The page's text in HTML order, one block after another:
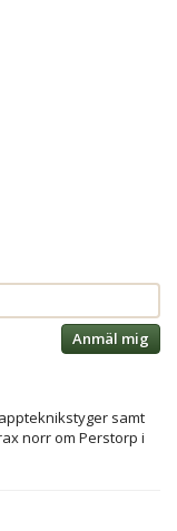
Anmäl mig
samt
norr om Perstorp i